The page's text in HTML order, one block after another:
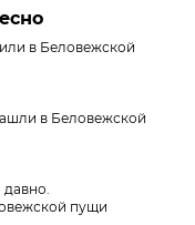
в Беловежской
в Беловежской
пущи